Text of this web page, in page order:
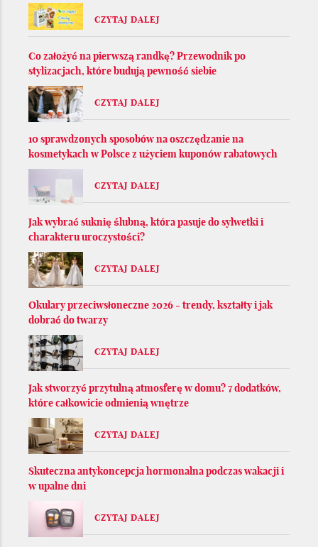
CZYTAJ DALEJ
Co założyć na pierwszą randkę? Przewodnik po
stylizacjach, które budują pewność siebie
CZYTAJ DALEJ
10 sprawdzonych sposobów na oszczędzanie na
kosmetykach w Polsce z użyciem kuponów rabatowych
CZYTAJ DALEJ
Jak wybrać suknię ślubną, która pasuje do sylwetki i
charakteru uroczystości?
CZYTAJ DALEJ
Okulary przeciwsłoneczne 2026 - trendy, kształty i jak
dobrać do twarzy
CZYTAJ DALEJ
Jak stworzyć przytulną atmosferę w domu? 7 dodatków,
które całkowicie odmienią wnętrze
CZYTAJ DALEJ
Skuteczna antykoncepcja hormonalna podczas wakacji i
w upalne dni
CZYTAJ DALEJ